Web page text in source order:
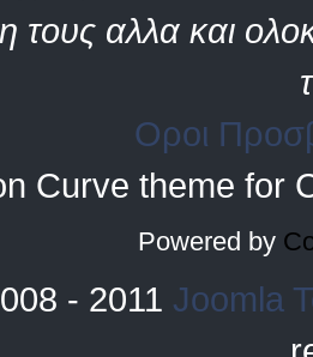
αλλα και
Οροι
Curve theme for
Powered by
- 2011 Joomla